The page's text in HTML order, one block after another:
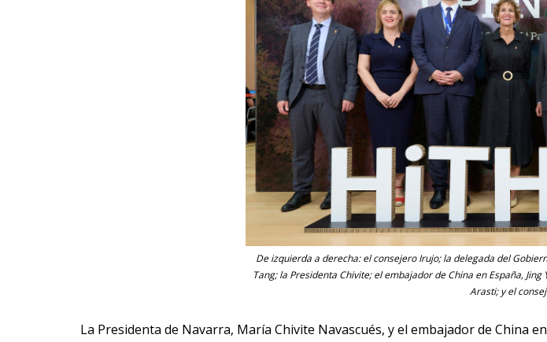
De izquierda a derecha: el consejero Irujo; la delegada del
Tang; la Presidenta Chivite; el embajador de China en España,
Arasti; y el
La Presidenta de Navarra, María Chivite Navascués, y el embajador de China